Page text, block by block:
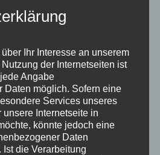
Ihr Interesse an unserem
der Internetseiten ist
Angabe
Daten möglich. Sofern eine
Services unseres
Internetseite in
könnte jedoch eine
Daten
die Verarbeitung